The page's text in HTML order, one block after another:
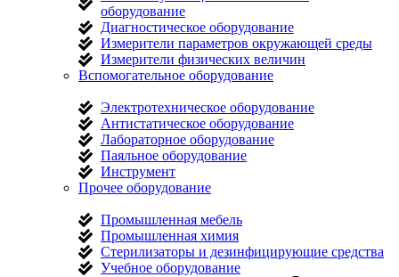
оборудование
Диагностическое оборудование
Измерители параметров окружающей среды
Измерители физических величин
Вспомогательное оборудование
Электротехническое оборудование
Антистатическое оборудование
Лабораторное оборудование
Паяльное оборудование
Инструмент
Прочее оборудование
Промышленная мебель
Промышленная химия
Стерилизаторы и дезинфицирующие средства
Учебное оборудование